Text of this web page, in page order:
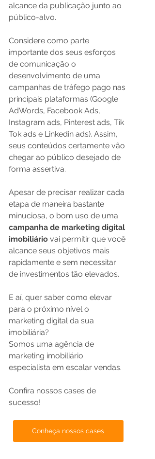
alcance da publicação junto ao
público-alvo.
Considere como parte
importante dos seus esforços
de comunicação o
desenvolvimento de uma
campanhas de tráfego pago nas
principais plataformas (Google
AdWords, Facebook Ads,
Instagram ads, Pinterest ads, Tik
Tok ads e Linkedin ads). Assim,
seus conteúdos certamente vão
chegar ao público desejado de
forma assertiva.
Apesar de precisar realizar cada
etapa de maneira bastante
minuciosa, o bom uso de uma
campanha de marketing digital
imobiliário vai permitir que você
alcance seus objetivos mais
rapidamente e sem necessitar
de investimentos tão elevados.
E aí, quer saber como elevar
para o próximo nível o
marketing digital da sua
imobiliária?
Somos uma agência de
marketing imobiliário
especialista em escalar vendas.
Confira nossos cases de
sucesso!
Conheça nossos cases